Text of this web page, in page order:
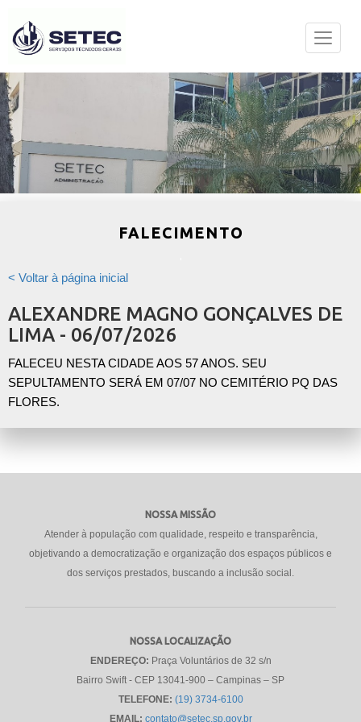
FALECIMENTO
< Voltar à página inicial
ALEXANDRE MAGNO GONÇALVES DE
LIMA - 06/07/2026
FALECEU NESTA CIDADE AOS 57 ANOS. SEU
SEPULTAMENTO SERÁ EM 07/07 NO CEMITÉRIO PQ DAS
FLORES.
NOSSA MISSÃO
Atender à população com qualidade, respeito e transparência,
objetivando a democratização e organização dos espaços públicos e
dos serviços prestados, buscando a inclusão social.
NOSSA LOCALIZAÇÃO
ENDEREÇO: Praça Voluntários de 32 s/n
Bairro Swift - CEP 13041-900 – Campinas – SP
TELEFONE: (19) 3734-6100
EMAIL: contato@setec.sp.gov.br